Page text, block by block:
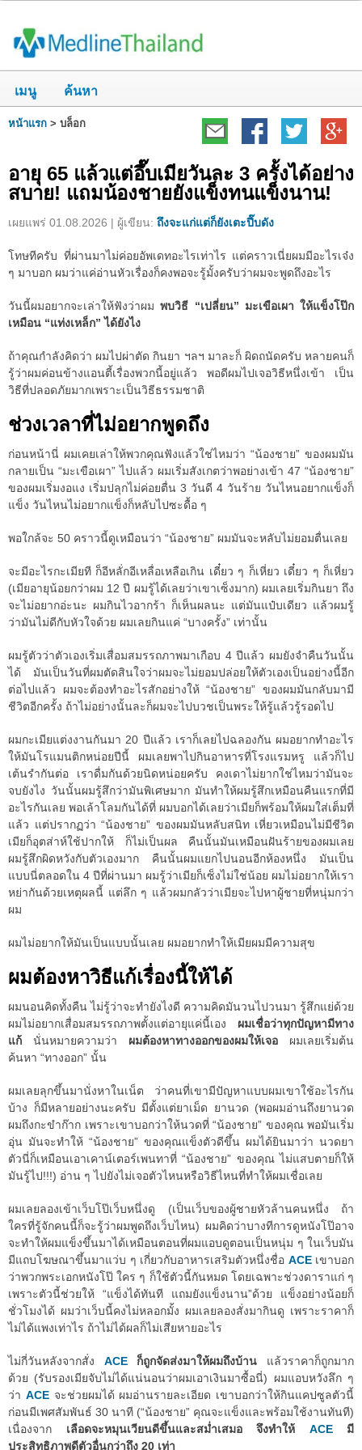
เมนู ค้นหา
หน้าแรก > บล็อก
อายุ 65 แล้วแต่อึ๊บเมียวันละ 3 ครั้งได้อย่าง
สบาย! แถมน้องชายยังแข็งทนแข็งนาน!
เผยแพร่ 01.08.2026 | ผู้เขียน: ถึงจะแก่แต่ก็ยังเตะปี๊บดัง
โทษทีครับ ที่ผ่านมาไม่ค่อยอัพเดทอะไรเท่าไร แต่คราวเนี่ยผมมีอะไรเจ๋ง
ๆ มาบอก ผมว่าแค่อ่านหัวเรื่องก็คงพอจะรู้มั้งครับว่าผมจะพูดถึงอะไร
วันนี้ผมอยากจะเล่าให้ฟังว่าผมพบวิธี “เปลี่ยน” มะเขือเผา ให้แข็งโป๊ก
เหมือน “แท่งเหล็ก” ได้ยังไง
ถ้าคุณกำลังคิดว่า ผมไปผ่าตัด กินยา ฯลฯ มาละก็ ผิดถนัดครับ หลายคนก็
รู้ว่าผมค่อนข้างแอนตี้เรื่องพวกนี้อยู่แล้ว พอดีผมไปเจอวิธีหนึ่งเข้า เป็น
วิธีที่ปลอดภัยมากเพราะเป็นวิธีธรรมชาติ
ช่วงเวลาที่ไม่อยากพูดถึง
ก่อนหน้านี่ ผมเคยเล่าให้พวกคุณฟังแล้วใช่ไหมว่า “น้องชาย” ของผมมัน
กลายเป็น “มะเขือเผา” ไปแล้ว ผมเริ่มสังเกตว่าพอย่างเข้า 47 “น้องชาย”
ของผมเริ่มงอแง เริ่มปลุกไม่ค่อยตื่น 3 วันดี 4 วันร้าย วันไหนอยากแข็งก็
แข็ง วันไหนไม่อยากแข็งก็หลับไปซะดื้อ ๆ
พอใกล้จะ 50 คราวนี้ดูเหมือนว่า “น้องชาย” ผมมันจะหลับไม่ยอมตื่นเลย
จะมีอะไรกะเมียที ก็อีหลั่กอีเหลื่อเหลือเกิน เดี๋ยว ๆ ก็เหี่ยว เดี๋ยว ๆ ก็เหี่ยว
(เมียอายุน้อยกว่าผม 12 ปี ผมรู้ได้เลยว่าเขาเซ็งมาก) ผมเลยเริ่มกินยา ถึง
จะไม่อยากอ่ะนะ ผมกินไวอากร้า ก็เห็นผลนะ แต่มันแป๋บเดียว แล้วผมรู้
ว่ามันไม่ดีกับหัวใจด้วย ผมเลยกินแค่ “บางครั้ง” เท่านั้น
ผมรู้ตัวว่าตัวเองเริ่มเสื่อมสมรรถภาพมาเกือบ 4 ปีแล้ว ผมยังจำคืนวันนั้น
ได้ มันเป็นวันที่ผมตัดสินใจว่าผมจะไม่ยอมปล่อยให้ตัวเองเป็นอย่างนี้อีก
ต่อไปแล้ว ผมจะต้องทำอะไรสักอย่างให้ “น้องชาย” ของผมมันกลับมามี
ชีวิตอีกครั้ง ถ้าไม่อย่างนั้นละก็ผมจะไปบวชเป็นพระให้รู้แล้วรู้รอดไป
ผมกะเมียแต่งงานกันมา 20 ปีแล้ว เราก็เลยไปฉลองกัน ผมอยากทำอะไร
ให้มันโรแมนติกหน่อยปีนี้ ผมเลยพาไปกินอาหารที่โรงแรมหรู แล้วก็ไป
เต้นรำกันต่อ เราดื่มกันด้วยนิดหน่อยครับ คงเดาไม่ยากใช่ไหมว่ามันจะ
จบยังไง วันนั้นผมรู้สึกว่ามันพิเศษมาก มันทำให้ผมรู้สึกเหมือนคืนแรกที่มี
อะไรกันเลย พอเล้าโลมกันได้ที่ ผมบอกได้เลยว่าเมียก็พร้อมให้ผมใส่เต็มที่
แล้ว แต่ปรากฏว่า “น้องชาย” ของผมมันหลับสนิท เหี่ยวเหมือนไม่มีชีวิต
เมียก็อุตส่าห์ใช้ปากให้ ก็ไม่เป็นผล คืนนั้นมันเหมือนฝันร้ายของผมเลย
ผมรู้สึกผิดหวังกับตัวเองมาก คืนนั้นผมแยกไปนอนอีกห้องหนึ่ง มันเป็น
แบบนี่ตลอดใน 4 ปีที่ผ่านมา ผมรู้ว่าเมียก็เซ็งไม่ใช่น้อย ผมไม่อยากให้เรา
หย่ากันด้วยเหตุผลนี้ แต่ลึก ๆ แล้วผมกลัวว่าเมียจะไปหาผู้ชายที่หนุ่มกว่า
ผม
ผมไม่อยากให้มันเป็นแบบนั้นเลย ผมอยากทำให้เมียผมมีความสุข
ผมต้องหาวิธีแก้เรื่องนี้ให้ได้
ผมนอนคิดทั้งคืน ไม่รู้ว่าจะทำยังไงดี ความคิดมันวนไปวนมา รู้สึกแย่ด้วย
ผมไม่อยากเสื่อมสมรรถภาพตั้งแต่อายุแค่นี้เอง ผมเชื่อว่าทุกปัญหามีทาง
แก้ นั่นหมายความว่า ผมต้องหาทางออกของผมให้เจอ ผมเลยเริ่มต้น
ค้นหา “ทางออก” นั้น
ผมเลยลุกขึ้นมานั่งหาในเน็ต ว่าคนที่เขามีปัญหาแบบผมเขาใช้อะไรกัน
บ้าง ก็มีหลายอย่างนะครับ มีตั้งแต่ยาเม็ด ยานวด (พอผมอ่านถึงยานวด
ผมถึงกะขำก๊าก เพราะเขาบอกว่าให้นวดที่ “น้องชาย” ของคุณ พอมันเริ่ม
อุ่น มันจะทำให้ “น้องชาย” ของคุณแข็งตัวดีขึ้น ผมได้ยินมาว่า นวดยา
ตัวนี่ก็เหมือนเอาเคาน์เตอร์เพนทาที่ “น้องชาย” ของคุณ ไม่แสบตายก็ให้
มันรู้ไป!!!) อ่าน ๆ ไปยังไม่เจอตัวไหนหรือวิธีไหนที่ทำให้ผมเชื่อเลย
ผมเลยลองเข้าเว็บโป๊เว็บหนึ่งดู (เป็นเว็บของผู้ชายหัวล้านคนหนึ่ง ถ้า
ใครที่รู้จักคนนี้ก็จะรู้ว่าผมพูดถึงเว็บไหน) ผมคิดว่าบางทีการดูหนังโป๊อาจ
จะทำให้ผมแข็งขึ้นมาได้เหมือนตอนที่ผมแอบดูตอนเป็นหนุ่ม ๆ ในเว็บมัน
มีแถบโฆษณาขึ้นมาแว่บ ๆ เกี่ยวกับอาหารเสริมตัวหนึ่งชื่อ ACEเขาบอก
ว่าพวกพระเอกหนังโป๊ ใคร ๆ ก็ใช้ตัวนี้กันหมด โดยเฉพาะช่วงดาราแก่ ๆ
เพราะตัวนี้ช่วยให้ “แข็งได้ทันที แถมยังแข็งนาน”ด้วย แข็งอย่างน้อยก็
ชั่วโมงได้ ผมว่าเว็บนี้คงไม่หลอกมั้ง ผมเลยลองสั่งมากินดู เพราะราคาก็
ไม่ได้แพงเท่าไร ถ้าไม่ได้ผลก็ไม่เสียหายอะไร
ไม่กี่วันหลังจากสั่ง ACE ก็ถูกจัดส่งมาให้ผมถึงบ้าน แล้วราคาก็ถูกมาก
ด้วย (รับรองเมียจับไม่ได้แน่นอนว่าผมเอาเงินมาซื้อนี่) ผมแอบหวังลึก ๆ
ว่า ACEจะช่วยผมได้ ผมอ่านรายละเอียด เขาบอกว่าให้กินแคปซูลตัวนี้
ก่อนมีเพศสัมพันธ์ 30 นาที (“น้องชาย” คุณจะแข็งและพร้อมใช้งานทันที)
เนื่องจาก เลือดจะหมุนเวียนดีขึ้นและสม่ำเสมอ จึงทำให้ ACEมี
ประสิทธิภาพดีตัวอื่นกว่าถึง 20 เท่า